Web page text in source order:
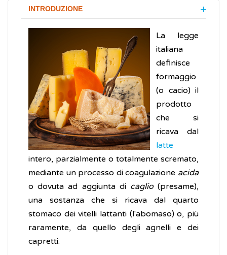
INTRODUZIONE
La legge
italiana
definisce
formaggio
(o cacio) il
prodotto
che si
ricava dal
latte
intero, parzialmente o totalmente scremato,
mediante un processo di coagulazione acida
o dovuta ad aggiunta di caglio(presame),
una sostanza che si ricava dal quarto
stomaco dei vitelli lattanti (l'abomaso) o, più
raramente, da quello degli agnelli e dei
capretti.